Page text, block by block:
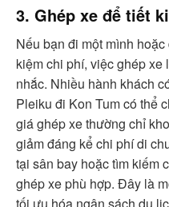
3. Ghép xe để tiết
Nếu bạn đi một mình
kiệm chi phí, việc ghép xe
nhắc. Nhiều hành khách
Pleiku đi Kon Tum có thể
giá ghép xe thường chỉ
giảm đáng kể chi phí di
tại sân bay hoặc tìm kiếm
ghép xe phù hợp. Đây là
tối ưu hóa ngân sách du